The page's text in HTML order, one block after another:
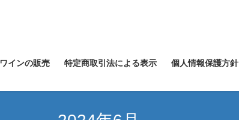
ワインの販売 特定商取引法による表示 個人情報保護方針